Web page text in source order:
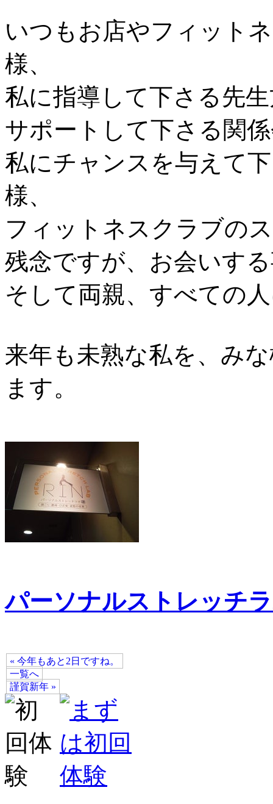
いつもお店やフィット
様、
私に指導して下さる先
サポートして下さる関
私にチャンスを与えて
様、
フィットネスクラブの
残念ですが、お会いす
そして両親、すべての
来年も未熟な私を、み
ます。
パーソナルストレッチ
« 今年もあと2日ですね。
一覧へ
謹賀新年 »